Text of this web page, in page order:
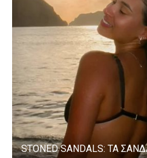
STONED SANDALS: ΤΑ